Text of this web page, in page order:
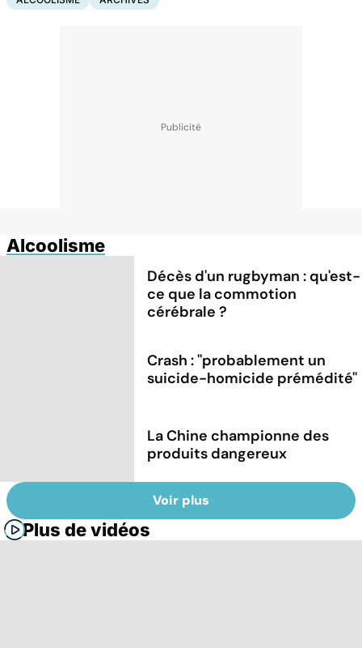
Alcoolisme
Décès d'un rugbyman : qu'est-
ce que la commotion
cérébrale ?
Crash : ''probablement un
suicide-homicide prémédité''
La Chine championne des
produits dangereux
Voir plus
Plus de vidéos